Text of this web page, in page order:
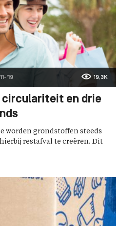
'19 19,3K
en drie
worden grondstoffen steeds
restafval te creëren. Dit